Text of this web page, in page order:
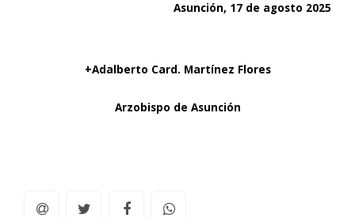
Asunción, 17 de agosto 2025
+Adalberto Card. Martínez Flores
Arzobispo de Asunción